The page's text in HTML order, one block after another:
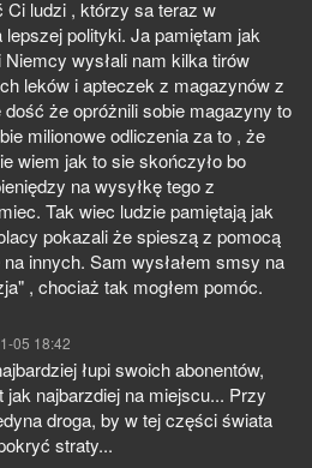
Ci ludzi , którzy sa teraz w
lepszej polityki. Ja pamiętam jak
wysłali nam kilka tirów
leków i apteczek z magazynów z
że opróżnili sobie magazyny to
milionowe odliczenia za to , że
wiem jak to sie skończyło bo
na wysyłkę tego z
Tak wiec ludzie pamiętają jak
pokazali że spieszą z pomocą
innych. Sam wysłałem smsy na
, chociaż tak mogłem pomóc.
05 18:42
łupi swoich abonentów,
jak najbarzdiej na miejscu... Przy
droga, by w tej części świata
straty...